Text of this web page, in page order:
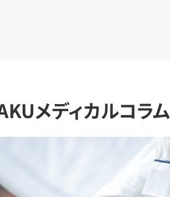
メディカルコラム